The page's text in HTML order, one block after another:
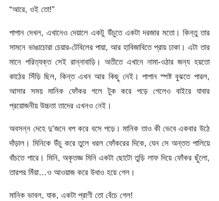
“আরে, ওই তো!”
পাপান দেখল, এখানেও দেয়ালে একটু উঁচুতে একটা দরজার মতো। কিন্তু তার
সামনে ভাঙাচোরা চেয়ার-টেবিলের পায়া, আর হাবিজাবিতে প্রায় ঢাকা। এটা তার
মানে পরিত্যক্ত সেই রান্নাবাড়ি। অতীতে এখানে নামা-ওঠার জন্য হয়তো
কাঠের সিঁড়ি ছিল, কিন্ত এখন আর কিছু নেই। পাপান স্পষ্ট বুঝতে পারল,
আসার সময় মানিক ফোঁকর গলে টুক করে পড়ে গেলেও বাইরে যাবার
প্রয়োজনীয় উচ্চতা তাদের এখনও নেই।
অবসন্ন দেহে দু’জনে ধপ করে বসে পড়ে। মানিক তাও কী ভেবে একবার উঠে
দাঁড়াল। মিনিকে উঁচু করে তুলে ধরল ফোঁকরের দিকে, যেন সে অন্তত পালিয়ে
বাঁচতে পারে। মিনি, অকৃতজ্ঞ মিনি একটা ছোটো তুড়ি লাফ দিয়ে ফোঁকর ছুঁলো,
তারপর মিঁয়া…ও আওয়াজ করে উধাও হয়ে গেল।
মানিক ভাবল, যাক, একটা প্রাণী তো বেঁচে গেল!